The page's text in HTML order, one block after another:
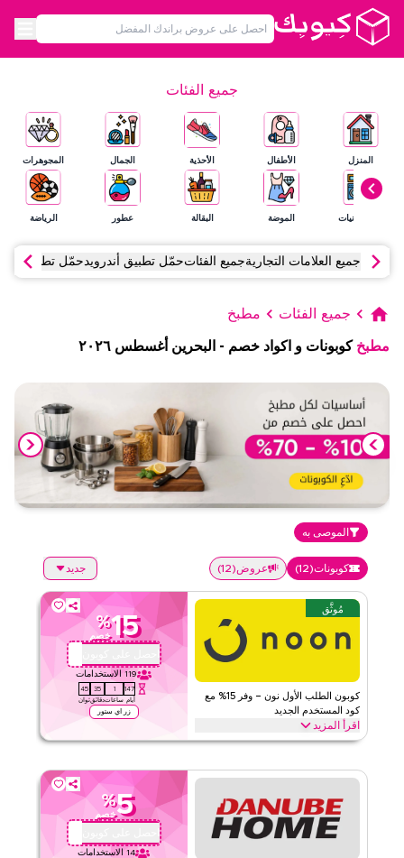
جميع الفئات
المنزل
الإلكترونيات
الأطفال
الموضة
الأحذية
البقالة
الجمال
عطور
المجوهرات
الرياضة
جميع العلامات التجاريةجميع الفئاتحمّل تطبيق أندرويدحمّل تطبيق آي
جميع الفئات مطبخ
مطبخ كوبونات و اكواد خصم - البحرين أغسطس ٢٠٢٦
الموصى به
كوبونات(
12
) عروض(
12
) جديد
مُوثَّق
كوبون الطلب الأول نون – وفر 15% مع
كود المستخدم الجديد
اقرأ المزيد
15
%
خصم
احصل على كوبون
119 الاستخدامات
147
أيام
1
ساعات
35
دقائق
44
ثوان
زر اي ستور
احصل على خصم 15% على طلبك الأول مع كود كوبون نون الحصري هذا.
شيء اليوم.
الأحكام والشروط
الحد الأدنى للطلب
ويب/تطبيق
5
%
خصم
احصل على كوبون
14 الاستخدامات